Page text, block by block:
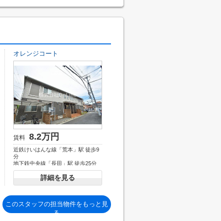
オレンジコート
賃料 8.2万円
近鉄けいはんな線「荒本」駅 徒歩9
分
地下鉄中央線「長田」駅 徒歩25分
近鉄難波・奈良線「若江岩田」駅 徒
詳細を見る
このスタッフの担当物件をもっと見
る